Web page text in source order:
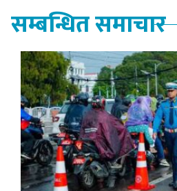
सम्बन्धित समाचार